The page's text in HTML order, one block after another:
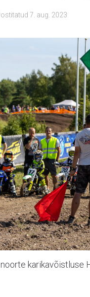
7. aug. 2023
karikavõistluse